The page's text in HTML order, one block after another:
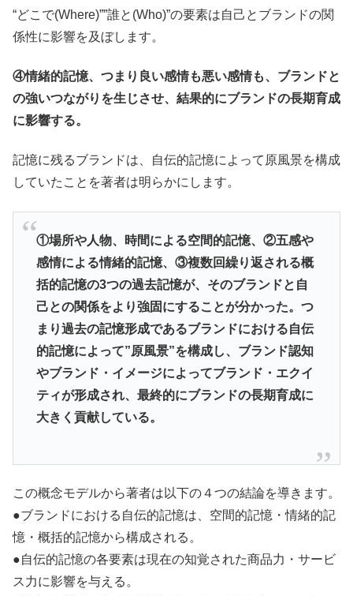
“どこで(Where)””誰と(Who)”の要素は自己とブランドの関
係性に影響を及ぼします。
④情緒的記憶、つまり良い感情も悪い感情も、ブランドと
の強いつながりを生じさせ、結果的にブランドの長期育成
に影響する。
記憶に残るブランドは、自伝的記憶によって原風景を構成
していたことを著者は明らかにします。
①場所や人物、時間による空間的記憶、②五感や
感情による情緒的記憶、③複数回繰り返される概
括的記憶の3つの過去記憶が、そのブランドと自
己との関係をより強固にすることが分かった。つ
まり過去の記憶形成であるブランドにおける自伝
的記憶によって”原風景”を構成し、ブランド認知
やブランド・イメージによってブランド・エクイ
ティが形成され、最終的にブランドの長期育成に
大きく貢献している。
この概念モデルから著者は以下の４つの結論を導きます。
●ブランドにおける自伝的記憶は、空間的記憶・情緒的記
憶・概括的記憶から構成される。
●自伝的記憶の各要素は現在の知覚された商品力・サービ
ス力に影響を与える。